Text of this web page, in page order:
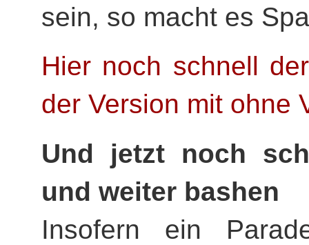
sein, so macht es
Hier noch schnell
der Version mit ohne
Und jetzt noch
und weiter bashen
Insofern ein